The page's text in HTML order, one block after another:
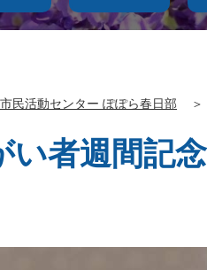
民活動センター ぽぽら春日部 ＞
い者週間記